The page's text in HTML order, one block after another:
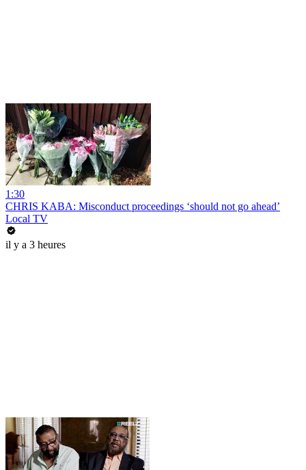
1:30
CHRIS KABA: Misconduct proceedings ‘should not go ahead’
Local TV
il y a 3 heures